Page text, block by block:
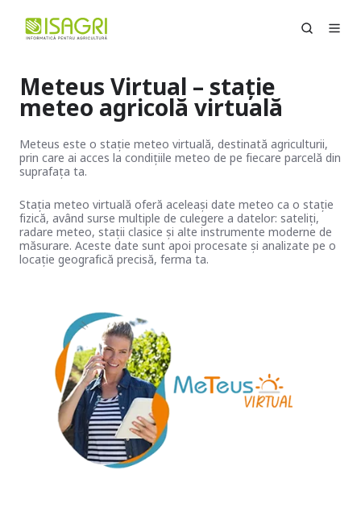
Meteus Virtual – stație
meteo agricolă virtuală
Meteus este o stație meteo virtuală, destinată agriculturii,
prin care ai acces la condițiile meteo de pe fiecare parcelă din
suprafața ta.
Stația meteo virtuală oferă aceleași date meteo ca o stație
fizică, având surse multiple de culegere a datelor: sateliți,
radare meteo, stații clasice și alte instrumente moderne de
măsurare. Aceste date sunt apoi procesate și analizate pe o
locație geografică precisă, ferma ta.